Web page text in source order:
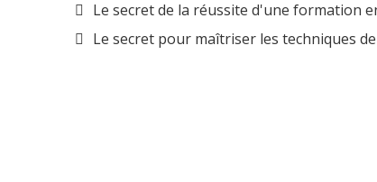
Le secret de la réussite d'une formation
Le secret pour maîtriser les techniques